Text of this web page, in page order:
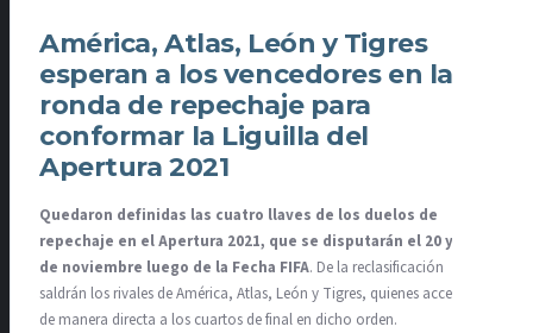
América, Atlas, León y Tigres
esperan a los vencedores en la
ronda de repechaje para
conformar la Liguilla del
Apertura 2021
Quedaron definidas las cuatro llaves de los duelos de
repechaje en el Apertura 2021, que se disputarán el 20 y 21
de noviembre luego de la Fecha FIFA. De la reclasificación
saldrán los rivales de América, Atlas, León y Tigres, quienes accedieron
de manera directa a los cuartos de final en dicho orden.